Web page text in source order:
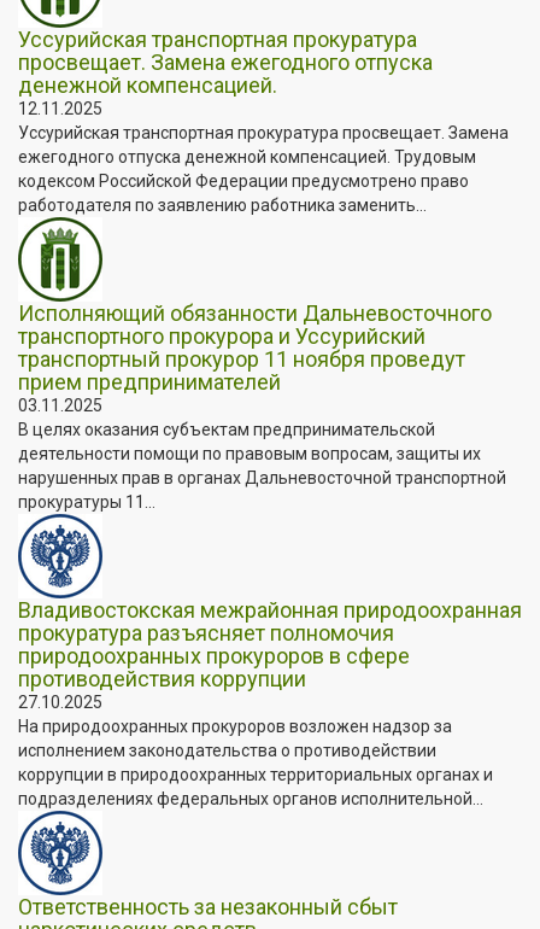
Уссурийская транспортная прокуратура
просвещает. Замена ежегодного отпуска
денежной компенсацией.
12.11.2025
Уссурийская транспортная прокуратура просвещает. Замена
ежегодного отпуска денежной компенсацией. Трудовым
кодексом Российской Федерации предусмотрено право
работодателя по заявлению работника заменить...
Исполняющий обязанности Дальневосточного
транспортного прокурора и Уссурийский
транспортный прокурор 11 ноября проведут
прием предпринимателей
03.11.2025
В целях оказания субъектам предпринимательской
деятельности помощи по правовым вопросам, защиты их
нарушенных прав в органах Дальневосточной транспортной
прокуратуры 11...
Владивостокская межрайонная природоохранная
прокуратура разъясняет полномочия
природоохранных прокуроров в сфере
противодействия коррупции
27.10.2025
На природоохранных прокуроров возложен надзор за
исполнением законодательства о противодействии
коррупции в природоохранных территориальных органах и
подразделениях федеральных органов исполнительной...
Ответственность за незаконный сбыт